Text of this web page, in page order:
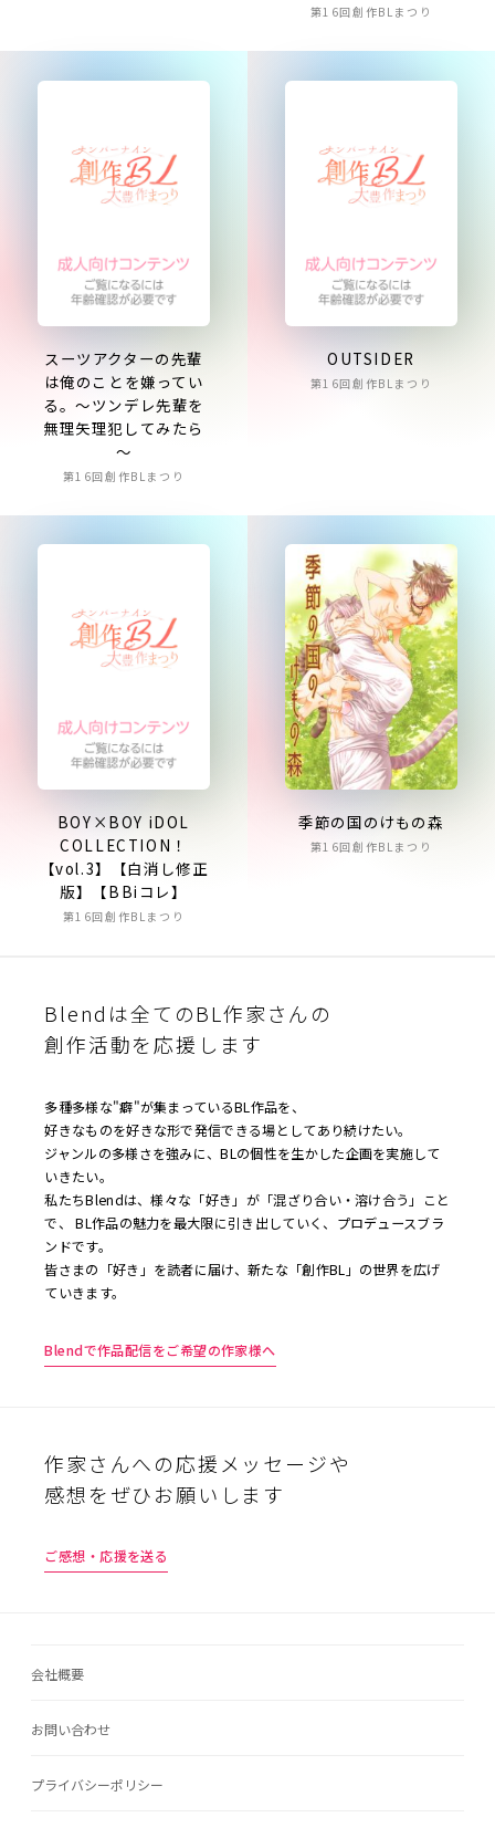
第16回創作BLまつり
スーツアクターの先輩
は俺のことを嫌ってい
る。～ツンデレ先輩を
無理矢理犯してみたら
～
第16回創作BLまつり
OUTSIDER
第16回創作BLまつり
BOY×BOY iDOL
COLLECTION！
【vol.3】【白消し修正
版】【BBiコレ】
第16回創作BLまつり
季節の国のけもの森
第16回創作BLまつり
Blendは全てのBL作家さんの
創作活動を応援します
多種多様な"癖"が集まっているBL作品を、
好きなものを好きな形で発信できる場としてあり続けたい。
ジャンルの多様さを強みに、BLの個性を生かした企画を実施して
いきたい。
私たちBlendは、様々な「好き」が「混ざり合い・溶け合う」こと
で、 BL作品の魅力を最大限に引き出していく、プロデュースブラ
ンドです。
皆さまの「好き」を読者に届け、新たな「創作BL」の世界を広げ
ていきます。
Blendで作品配信をご希望の作家様へ
作家さんへの応援メッセージや
感想をぜひお願いします
ご感想・応援を送る
会社概要
お問い合わせ
プライバシーポリシー